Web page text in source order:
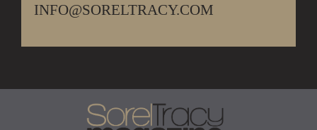
INFO@SORELTRACY.COM